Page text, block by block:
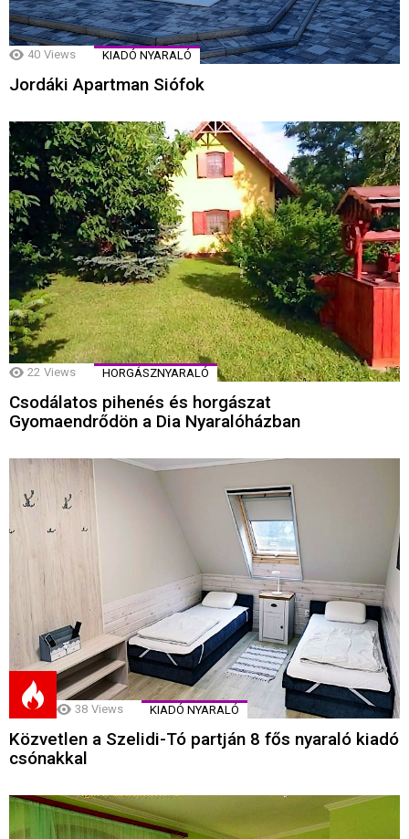
40 Views KIADÓ NYARALÓ
Jordáki Apartman Siófok
22 Views HORGÁSZNYARALÓ
Csodálatos pihenés és horgászat
Gyomaendrődön a Dia Nyaralóházban
38 Views KIADÓ NYARALÓ
Közvetlen a Szelidi-Tó partján 8 fős nyaraló kiadó
csónakkal